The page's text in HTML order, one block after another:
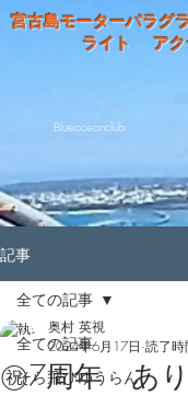
宮古島モーターパラ
ライト アク
Blueoceanclub
記事
全ての記事
そら飛びゆうらん
全ての記事
㊗️7周年 あ
奥村 英視
2024年6月17日 読了